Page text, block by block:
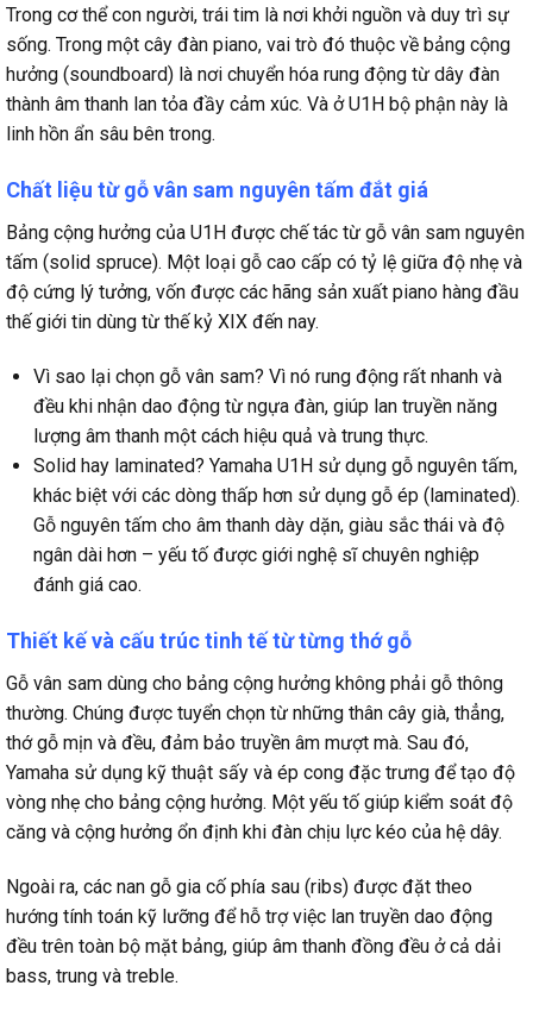
Trong cơ thể con người, trái tim là nơi khởi nguồn và duy trì sự
sống. Trong một cây đàn piano, vai trò đó thuộc về bảng cộng
hưởng (soundboard) là nơi chuyển hóa rung động từ dây đàn
thành âm thanh lan tỏa đầy cảm xúc. Và ở U1H bộ phận này là
linh hồn ẩn sâu bên trong.
Chất liệu từ gỗ vân sam nguyên tấm đắt giá
Bảng cộng hưởng của U1H được chế tác từ gỗ vân sam nguyên
tấm (solid spruce). Một loại gỗ cao cấp có tỷ lệ giữa độ nhẹ và
độ cứng lý tưởng, vốn được các hãng sản xuất piano hàng đầu
thế giới tin dùng từ thế kỷ XIX đến nay.
Vì sao lại chọn gỗ vân sam? Vì nó rung động rất nhanh và
đều khi nhận dao động từ ngựa đàn, giúp lan truyền năng
lượng âm thanh một cách hiệu quả và trung thực.
Solid hay laminated? Yamaha U1H sử dụng gỗ nguyên tấm,
khác biệt với các dòng thấp hơn sử dụng gỗ ép (laminated).
Gỗ nguyên tấm cho âm thanh dày dặn, giàu sắc thái và độ
ngân dài hơn – yếu tố được giới nghệ sĩ chuyên nghiệp
đánh giá cao.
Thiết kế và cấu trúc tinh tế từ từng thớ gỗ
Gỗ vân sam dùng cho bảng cộng hưởng không phải gỗ thông
thường. Chúng được tuyển chọn từ những thân cây già, thẳng,
thớ gỗ mịn và đều, đảm bảo truyền âm mượt mà. Sau đó,
Yamaha sử dụng kỹ thuật sấy và ép cong đặc trưng để tạo độ
vòng nhẹ cho bảng cộng hưởng. Một yếu tố giúp kiểm soát độ
căng và cộng hưởng ổn định khi đàn chịu lực kéo của hệ dây.
Ngoài ra, các nan gỗ gia cố phía sau (ribs) được đặt theo
hướng tính toán kỹ lưỡng để hỗ trợ việc lan truyền dao động
đều trên toàn bộ mặt bảng, giúp âm thanh đồng đều ở cả dải
bass, trung và treble.